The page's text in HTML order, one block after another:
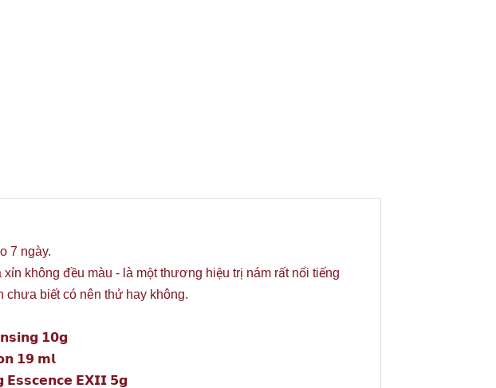
7 ngày.
không đều màu - là một thương hiệu trị nám rất nổi tiếng
chưa biết có nên thử hay không.
𝟭𝟬𝗴
𝟭𝟵 𝗺𝗹
𝗘𝘀𝘀𝗰𝗲𝗻𝗰𝗲 𝗘𝗫𝗜𝗜 𝟱𝗴